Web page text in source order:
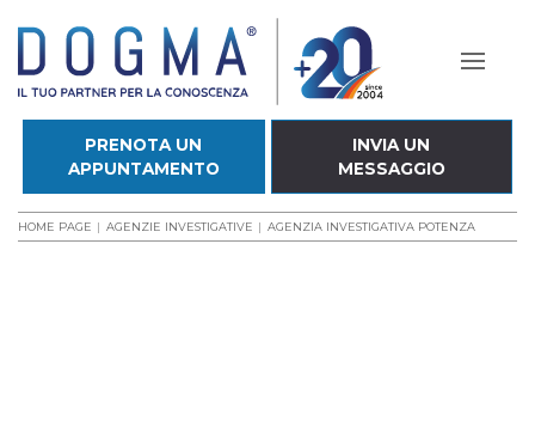
PRENOTA UN
APPUNTAMENTO
INVIA UN
MESSAGGIO
HOME PAGE AGENZIE INVESTIGATIVE AGENZIA INVESTIGATIVA POTENZA